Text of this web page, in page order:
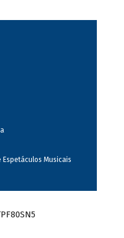
Espetáculos Musicais